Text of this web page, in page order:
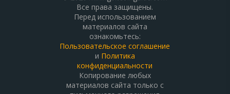
Все права защищены.
Перед использованием
материалов сайта
ознакомьтесь:
Пользовательское соглашение
и Политика
конфиденциальности
Копирование любых
материалов сайта только с